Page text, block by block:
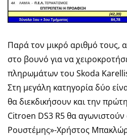
Παρά τον μικρό αριθμό τους,
στο βουνό για να
πληρωμάτων του Skoda
Στη μεγάλη κατηγορία δύο
θα διεκδικήσουν και την
Citroen DS3 R5 θα αγωνιστούν
Ρουστέμης»-Χρήστος